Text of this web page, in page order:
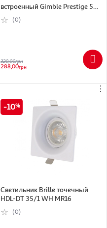
встроенный Gimble Prestige 50
(8400) MR16
(0)
320,00грн
288,00грн
⋮
10
Cветильник Brille точечный
HDL-DT 35/1 WH MR16
(0)